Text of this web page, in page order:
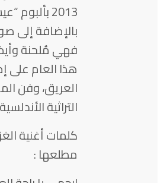
2013
بالإضافة إلى
فهي مُلحنة
هذا العام على
العريق، وفن
التراثية
كلمات أغنية
مطلعها :